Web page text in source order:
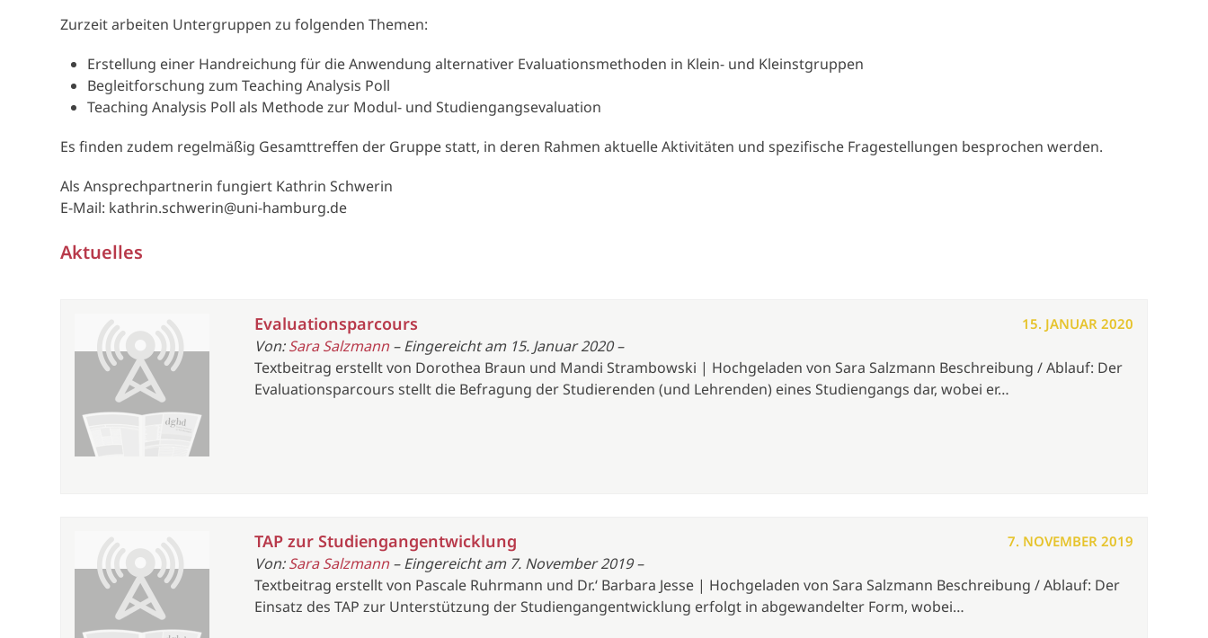
Zurzeit arbeiten Untergruppen zu folgenden Themen:
Erstellung einer Handreichung für die Anwendung alternativer Evaluationsmethoden in Klein- und Kleinstgruppen
Begleitforschung zum Teaching Analysis Poll
Teaching Analysis Poll als Methode zur Modul- und Studiengangsevaluation
Es finden zudem regelmäßig Gesamttreffen der Gruppe statt, in deren Rahmen aktuelle Aktivitäten und spezifische Fragestellungen besprochen werden.
Als Ansprechpartnerin fungiert Kathrin Schwerin
E-Mail: kathrin.schwerin@uni-hamburg.de
Aktuelles
15. JANUAR 2020
Evaluationsparcours
Von:Sara Salzmann – Eingereicht am 15. Januar 2020 –
Textbeitrag erstellt von Dorothea Braun und Mandi Strambowski | Hochgeladen von Sara Salzmann Beschreibung / Ablauf: Der
Evaluationsparcours stellt die Befragung der Studierenden (und Lehrenden) eines Studiengangs dar, wobei er…
7. NOVEMBER 2019
TAP zur Studiengangentwicklung
Von:Sara Salzmann – Eingereicht am 7. November 2019 –
Textbeitrag erstellt von Pascale Ruhrmann und Dr.‘ Barbara Jesse | Hochgeladen von Sara Salzmann Beschreibung / Ablauf: Der
Einsatz des TAP zur Unterstützung der Studiengangentwicklung erfolgt in abgewandelter Form, wobei…